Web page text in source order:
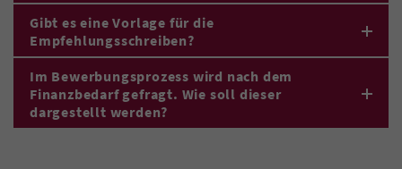
Gibt es eine Vorlage für die
Empfehlungsschreiben?
Im Bewerbungsprozess wird nach dem
Finanzbedarf gefragt. Wie soll dieser
dargestellt werden?